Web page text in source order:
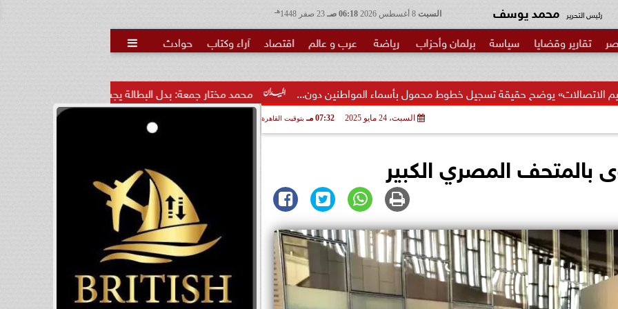
السبت 06:18 صـ هـ رئيس التحرير محمد يوسف
تقارير وقضايا سياسة برلمان وأحزاب رياضة عرب و عالم اقتصاد آراء وكتاب حوادث 
محمد مختار جمعة: بدل البطالة يجب ألا يتحول لمنحة مدى... حقيقة تسجيل خطوط محمول بأسماء المواطنين دون...
السبت، 24 مايو 2025 07:32 مـ بتوقيت القاهرة
بالمتحف المصري الكبير